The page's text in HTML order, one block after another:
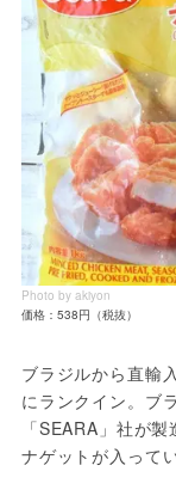
Photo by akiyon
価格：538円（税抜）
ブラジルから直輸
にランクイン。ブ
「SEARA」社が
ナゲットが入って